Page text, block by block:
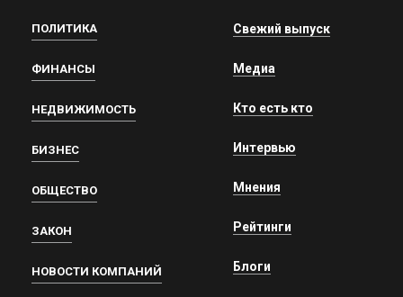
ПОЛИТИКА
ФИНАНСЫ
НЕДВИЖИМОСТЬ
БИЗНЕС
ОБЩЕСТВО
ЗАКОН
НОВОСТИ КОМПАНИЙ
Свежий выпуск
Медиа
Кто есть кто
Интервью
Мнения
Рейтинги
Блоги